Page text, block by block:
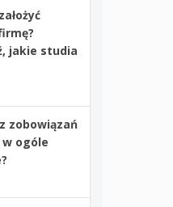
jakie studia
zobowiązań
ogóle